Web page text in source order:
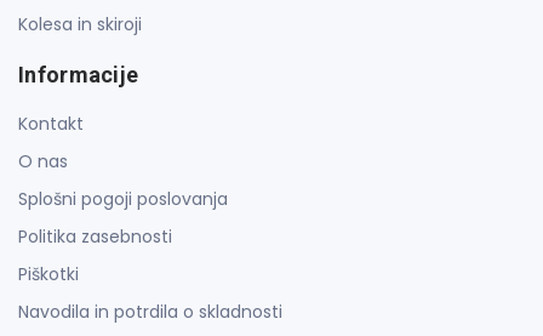
Kolesa in skiroji
Informacije
Kontakt
O nas
Splošni pogoji poslovanja
Politika zasebnosti
Piškotki
Navodila in potrdila o skladnosti